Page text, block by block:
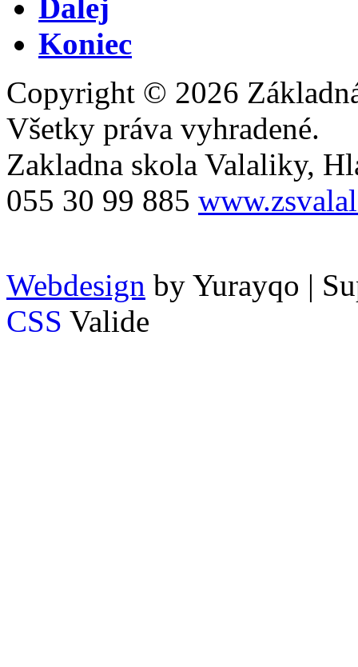
Ďalej
Koniec
Copyright © 2026
Všetky práva vyhradené.
Zakladna skola Valaliky,
055 30 99 885
Webdesign by Yurayqo |
CSS Valide